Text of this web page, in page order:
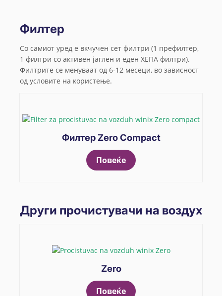
Филтер
Со самиот уред e вкчучен сет филтри (1 префилтер,
1 филтри со активен јаглен и еден ХЕПА филтри).
Филтрите се менуваат од 6-12 месеци, во зависност
од условите на користење.
Филтер Zero Compact
Повеќе
Други прочистувачи на воздух
Zero
Повеќе